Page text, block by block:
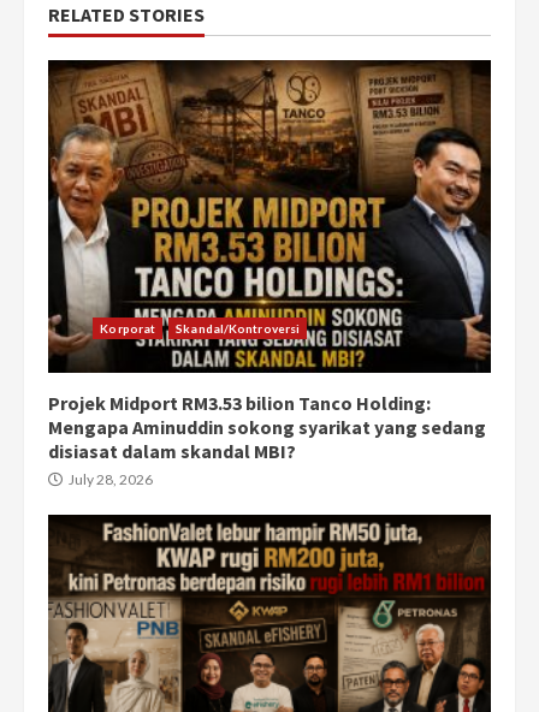
RELATED STORIES
Korporat Skandal/Kontroversi
Projek Midport RM3.53 bilion Tanco Holding:
Mengapa Aminuddin sokong syarikat yang sedang
disiasat dalam skandal MBI?
July 28, 2026